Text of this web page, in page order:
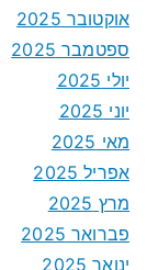
אוקטובר 2025
ספטמבר 2025
יולי 2025
יוני 2025
מאי 2025
אפריל 2025
מרץ 2025
פברואר 2025
ינואר 2025